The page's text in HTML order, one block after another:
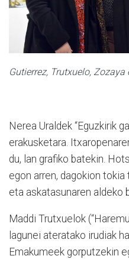
Gutierrez, Trutxuelo, Zozaya
Nerea Uraldek “Eguzkirik
erakusketara.
du, lan grafiko batekin.
egon arren, dagokion
eta askatasunaren aldeko
Maddi Trutxuelok
lagunei ateratako irudiak
Emakumeek gorputzekin